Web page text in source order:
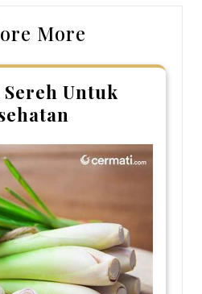
More
Untuk